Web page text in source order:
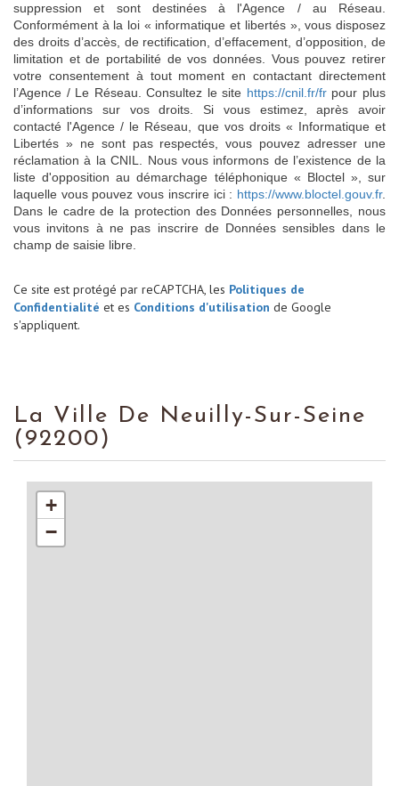
suppression et sont destinées à l'Agence / au Réseau.
Conformément à la loi « informatique et libertés », vous disposez
des droits d’accès, de rectification, d’effacement, d’opposition, de
limitation et de portabilité de vos données. Vous pouvez retirer
votre consentement à tout moment en contactant directement
l’Agence / Le Réseau. Consultez le site https://cnil.fr/frpour plus
d’informations sur vos droits. Si vous estimez, après avoir
contacté l'Agence / le Réseau, que vos droits « Informatique et
Libertés » ne sont pas respectés, vous pouvez adresser une
réclamation à la CNIL. Nous vous informons de l’existence de la
liste d'opposition au démarchage téléphonique « Bloctel », sur
laquelle vous pouvez vous inscrire ici : https://www.bloctel.gouv.fr.
Dans le cadre de la protection des Données personnelles, nous
vous invitons à ne pas inscrire de Données sensibles dans le
champ de saisie libre.
Ce site est protégé par reCAPTCHA, les Politiques de
Confidentialité et es Conditions d'utilisation de Google
s'appliquent.
La Ville De Neuilly-Sur-Seine
(92200)
+
−